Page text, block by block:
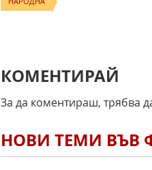
КОМЕНТИРАЙ
За да коментираш, трябва
НОВИ ТЕМИ ВЪВ